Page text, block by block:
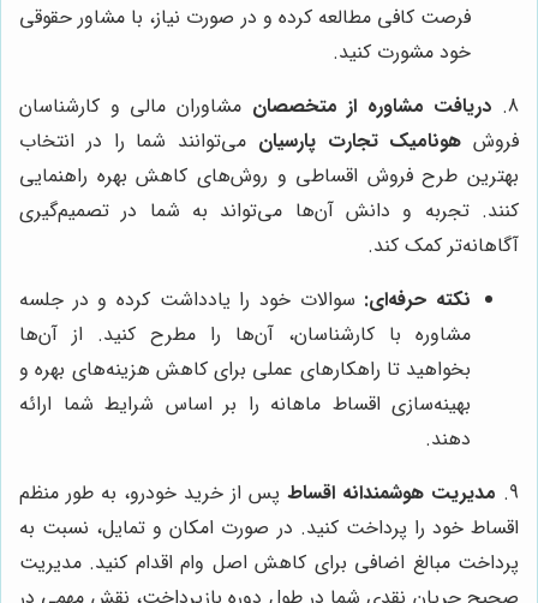
فرصت کافی مطالعه کرده و در صورت نیاز، با مشاور حقوقی
خود مشورت کنید.
8. دریافت مشاوره از متخصصان مشاوران مالی و کارشناسان
فروش هونامیک تجارت پارسیان می‌توانند شما را در انتخاب
بهترین طرح فروش اقساطی و روش‌های کاهش بهره راهنمایی
کنند. تجربه و دانش آن‌ها می‌تواند به شما در تصمیم‌گیری
آگاهانه‌تر کمک کند.
نکته حرفه‌ای: سوالات خود را یادداشت کرده و در جلسه
مشاوره با کارشناسان، آن‌ها را مطرح کنید. از آن‌ها
بخواهید تا راهکارهای عملی برای کاهش هزینه‌های بهره و
بهینه‌سازی اقساط ماهانه را بر اساس شرایط شما ارائه
دهند.
9. مدیریت هوشمندانه اقساط پس از خرید خودرو، به طور منظم
اقساط خود را پرداخت کنید. در صورت امکان و تمایل، نسبت به
پرداخت مبالغ اضافی برای کاهش اصل وام اقدام کنید. مدیریت